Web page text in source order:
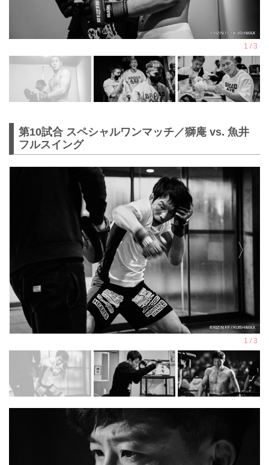
第10試合 スペシャルワンマッチ／獅庵 vs. 魚井
フルスイング